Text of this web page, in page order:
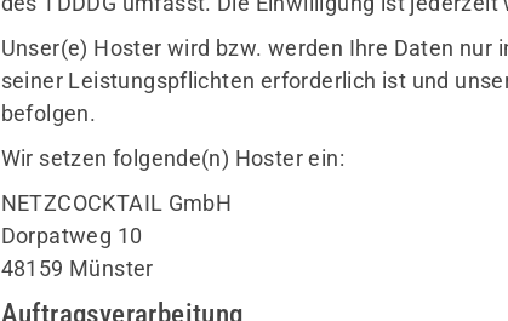
Unser(e) Hoster wird bzw. werden Ihre Daten
seiner Leistungspflichten erforderlich ist und
befolgen.
Wir setzen folgende(n) Hoster ein:
NETZCOCKTAIL GmbH
Dorpatweg 10
48159 Münster
Auftragsverarbeitung